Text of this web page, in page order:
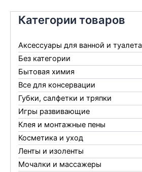
Категории товаров
Аксессуары для ванной и туалета
Без категории
Бытовая химия
Все для консервации
Губки, салфетки и тряпки
Игры развивающие
Клея и монтажные пены
Косметика и уход
Ленты и изоленты
Мочалки и массажеры